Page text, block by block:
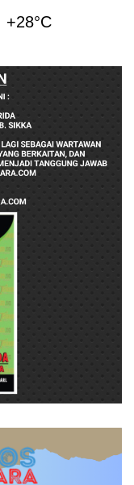
+28°C